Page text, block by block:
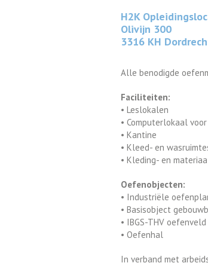
H2K
Olivijn 300
3316 KH
Alle benodigde
Faciliteiten:
• Leslokalen
• Computerlokaal
• Kantine
• Kleed- en
• Kleding- en
Oefenobjecten:
• Industriële
• Basisobject
• IBGS-THV oefenveld
• Oefenhal
In verband met